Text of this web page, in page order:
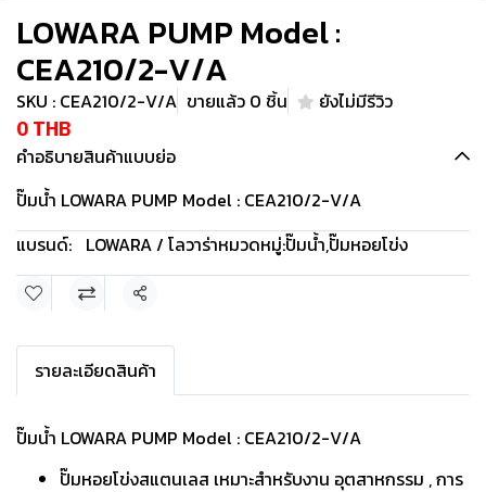
LOWARA PUMP Model :
CEA210/2-V/A
SKU : CEA210/2-V/A ขายแล้ว 0 ชิ้น ยังไม่มีรีวิว
0 THB
คำอธิบายสินค้าแบบย่อ
ปั๊มน้ำ LOWARA PUMP Model : CEA210/2-V/A
แบรนด์: LOWARA / โลวาร่าหมวดหมู่:ปั๊มน้ำ,ปั๊มหอยโข่ง
แชร์
รายละเอียดสินค้า
ปั๊มน้ำ LOWARA PUMP Model : CEA210/2-V/A
ปั๊มหอยโข่งสแตนเลส เหมาะสำหรับงาน อุตสาหกรรม , การ